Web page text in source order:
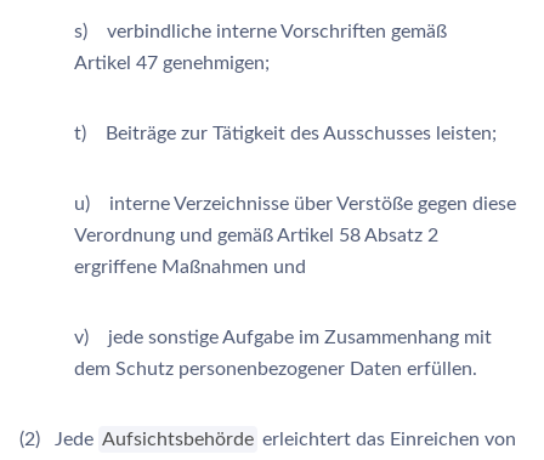
s) verbindliche interne Vorschriften gemäß
Artikel 47 genehmigen;
t) Beiträge zur Tätigkeit des Ausschusses leisten;
u) interne Verzeichnisse über Verstöße gegen diese
Verordnung und gemäß Artikel 58 Absatz 2
ergriffene Maßnahmen und
v) jede sonstige Aufgabe im Zusammenhang mit
dem Schutz personenbezogener Daten erfüllen.
(2) Jede Aufsichtsbehörde erleichtert das Einreichen von